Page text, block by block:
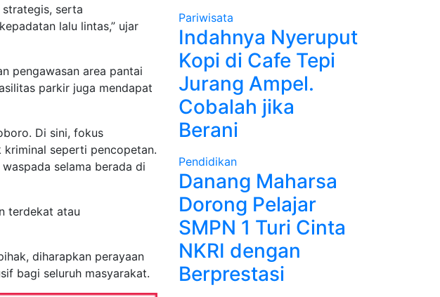
serta
lalu lintas,” ujar
pengawasan area pantai
parkir juga mendapat
Di sini, fokus
kriminal seperti pencopetan.
selama berada di
terdekat atau
diharapkan perayaan
bagi seluruh masyarakat.
Pariwisata
Indahnya Nyeruput
Kopi di Cafe Tepi
Jurang Ampel.
Cobalah jika
Berani
Pendidikan
Danang Maharsa
Dorong Pelajar
SMPN 1 Turi Cinta
NKRI dengan
Berprestasi